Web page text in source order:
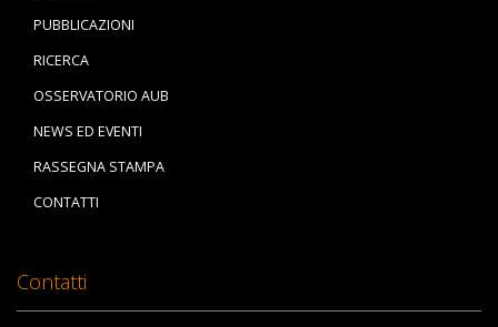
PUBBLICAZIONI
RICERCA
OSSERVATORIO AUB
NEWS ED EVENTI
RASSEGNA STAMPA
CONTATTI
Contatti